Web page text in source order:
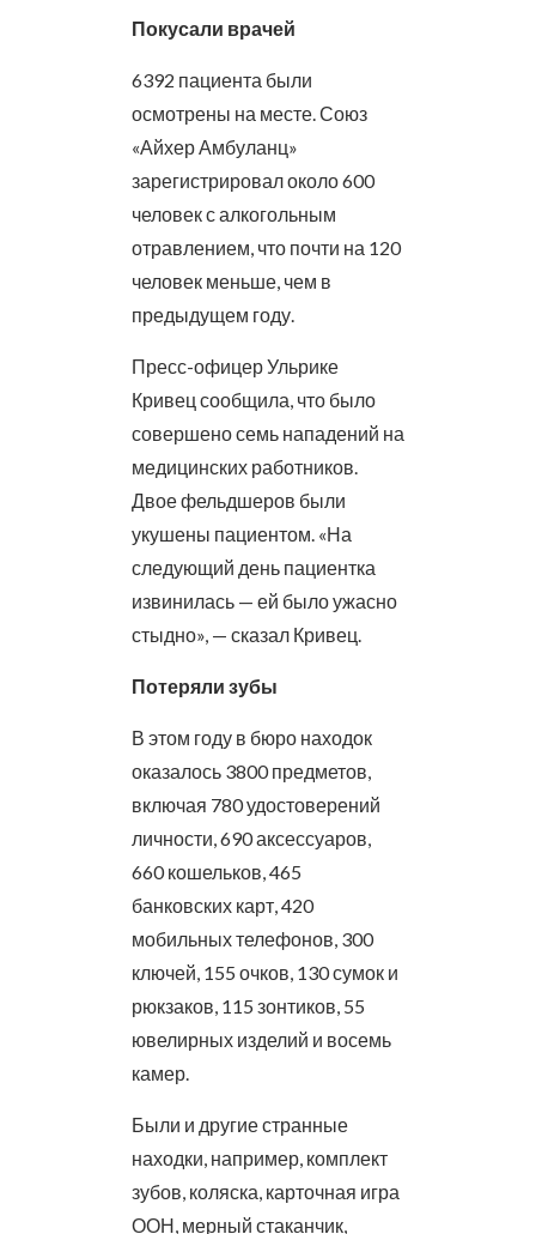
Покусали врачей
6392 пациента были
осмотрены на месте. Союз
«Айхер Амбуланц»
зарегистрировал около 600
человек с алкогольным
отравлением, что почти на 120
человек меньше, чем в
предыдущем году.
Пресс-офицер Ульрике
Кривец сообщила, что было
совершено семь нападений на
медицинских работников.
Двое фельдшеров были
укушены пациентом. «На
следующий день пациентка
извинилась — ей было ужасно
стыдно», — сказал Кривец.
Потеряли зубы
В этом году в бюро находок
оказалось 3800 предметов,
включая 780 удостоверений
личности, 690 аксессуаров,
660 кошельков, 465
банковских карт, 420
мобильных телефонов, 300
ключей, 155 очков, 130 сумок и
рюкзаков, 115 зонтиков, 55
ювелирных изделий и восемь
камер.
Были и другие странные
находки, например, комплект
зубов, коляска, карточная игра
ООН, мерный стаканчик,